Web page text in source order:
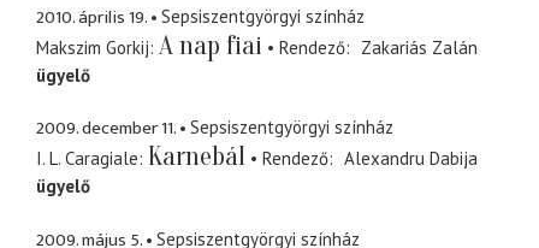
2010. április 19.
Sepsiszentgyörgyi színház
Makszim Gorkij A nap fiai Rendező
Zakariás Zalán
ügyelő
2009. december 11.
Sepsiszentgyörgyi színház
I. L. Caragiale Karnebál Rendező
Alexandru Dabija
ügyelő
2009. május 5.
Sepsiszentgyörgyi színház